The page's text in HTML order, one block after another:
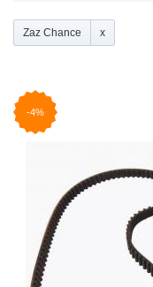
Zaz Chance
-4%